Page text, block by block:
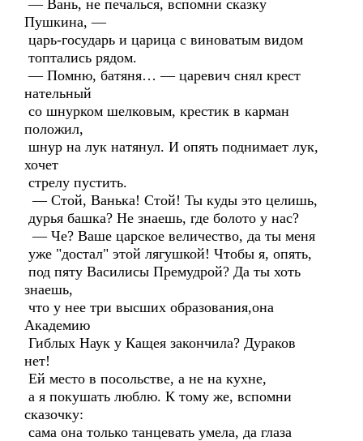
— Вань, не печалься, вспомни сказку
Пушкина, —
царь-государь и царица с виноватым видом
топтались рядом.
— Помню, батяня… — царевич снял крест
нательный
со шнурком шелковым, крестик в карман
положил,
шнур на лук натянул. И опять поднимает лук,
хочет
стрелу пустить.
— Стой, Ванька! Стой! Ты куды это целишь,
дурья башка? Не знаешь, где болото у нас?
— Че? Ваше царское величество, да ты меня
уже "достал" этой лягушкой! Чтобы я, опять,
под пяту Василисы Премудрой? Да ты хоть
знаешь,
что у нее три высших образования,она
Академию
Гиблых Наук у Кащея закончила? Дураков
нет!
Ей место в посольстве, а не на кухне,
а я покушать люблю. К тому же, вспомни
сказочку:
сама она только танцевать умела, да глаза